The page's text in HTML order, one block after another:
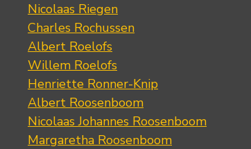
Nicolaas Riegen
Charles Rochussen
Albert Roelofs
Willem Roelofs
Henriette Ronner-Knip
Albert Roosenboom
Nicolaas Johannes Roosenboom
Margaretha Roosenboom